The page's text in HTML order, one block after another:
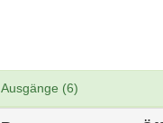
Ausgänge (6)